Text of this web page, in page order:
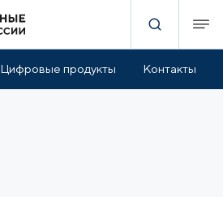
Цифровые продукты Контакты